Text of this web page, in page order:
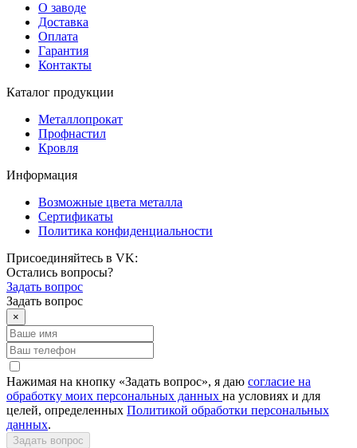
О заводе
Доставка
Оплата
Гарантия
Контакты
Каталог продукции
Металлопрокат
Профнастил
Кровля
Информация
Возможные цвета металла
Сертификаты
Политика конфиденциальности
Присоединяйтесь в VK:
Остались вопросы?
Задать вопрос
Задать вопрос
×
Нажимая на кнопку «Задать вопрос», я даю согласие на
обработку моих персональных данных на условиях и для
целей, определенных Политикой обработки персональных
данных.
Задать вопрос